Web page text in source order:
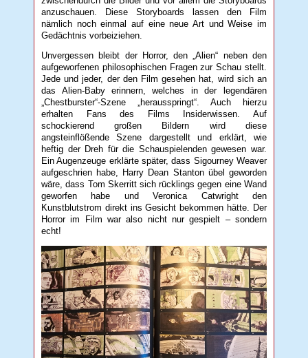
anzuschauen. Diese Storyboards lassen den Film
nämlich noch einmal auf eine neue Art und Weise im
Gedächtnis vorbeiziehen.
Unvergessen bleibt der Horror, den „Alien“ neben den
aufgeworfenen philosophischen Fragen zur Schau stellt.
Jede und jeder, der den Film gesehen hat, wird sich an
das Alien-Baby erinnern, welches in der legendären
„Chestburster“-Szene „herausspringt“. Auch hierzu
erhalten Fans des Films Insiderwissen. Auf
schockierend großen Bildern wird diese
angsteinflößende Szene dargestellt und erklärt, wie
heftig der Dreh für die Schauspielenden gewesen war.
Ein Augenzeuge erklärte später, dass Sigourney Weaver
aufgeschrien habe, Harry Dean Stanton übel geworden
wäre, dass Tom Skerritt sich rücklings gegen eine Wand
geworfen habe und Veronica Catwright den
Kunstblutstrom direkt ins Gesicht bekommen hätte. Der
Horror im Film war also nicht nur gespielt – sondern
echt!